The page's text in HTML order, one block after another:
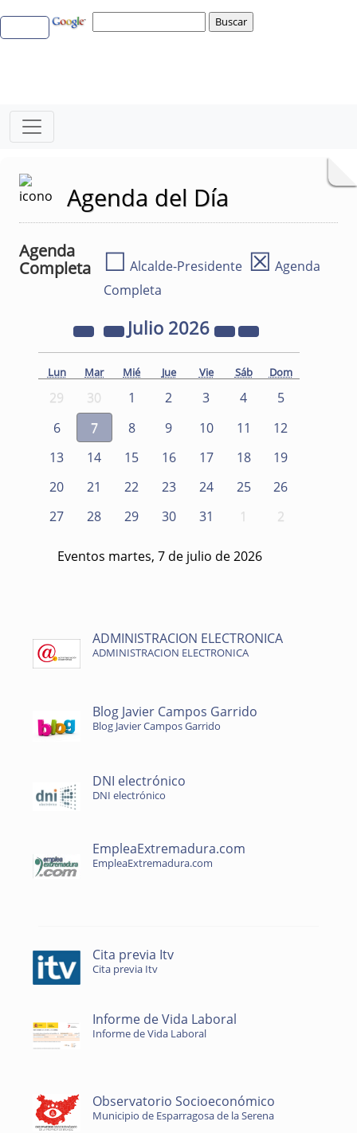
Agenda del Día
Agenda
Completa
☐ Alcalde-Presidente ☒ Agenda
Completa
Julio 2026
Lun Mar Mié Jue Vie Sáb Dom
29 30 1 2 3 4
5
6
7 8 9 10 11
12
13
14 15 16 17 18
19
20
21 22 23 24 25
26
27
28 29 30 31 1 2
Eventos martes, 7 de julio de 2026
ADMINISTRACION ELECTRONICA
ADMINISTRACION ELECTRONICA
Blog Javier Campos Garrido
Blog Javier Campos Garrido
DNI electrónico
DNI electrónico
EmpleaExtremadura.com
EmpleaExtremadura.com
Cita previa Itv
Cita previa Itv
Informe de Vida Laboral
Informe de Vida Laboral
Observatorio Socioeconómico
Municipio de Esparragosa de la Serena